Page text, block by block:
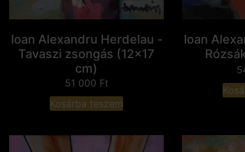
Ioan Alexandru Herdelau -
Tavaszi zsongás (12x17
cm)
51 000 Ft
Kosárba teszem
Ioan